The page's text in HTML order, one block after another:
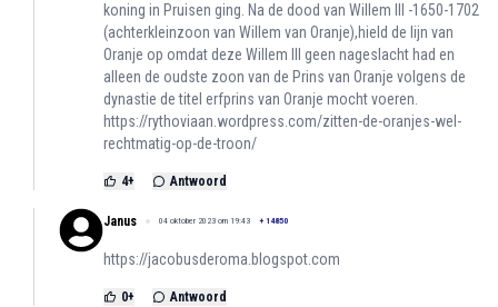
koning in Pruisen ging. Na de dood van Willem III -1650-1702
(achterkleinzoon van Willem van Oranje),hield de lijn van
Oranje op omdat deze Willem III geen nageslacht had en
alleen de oudste zoon van de Prins van Oranje volgens de
dynastie de titel erfprins van Oranje mocht voeren.
https://rythoviaan.wordpress.com/zitten-de-oranjes-wel-
rechtmatig-op-de-troon/
4+ Antwoord
Janus 04 oktober 2023 om 19:43 + 14850
https://jacobusderoma.blogspot.com
0+ Antwoord